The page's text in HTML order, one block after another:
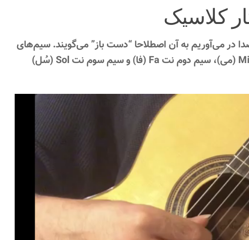
کلاسیک
در می‌آوریم به آن اصطلاحا “دست باز” می‌گویند. سیم‌های
گیتار را به ترتیب از پایین شماره‌گذاری می‌کنید. سیم اول نت Mi (می)، سیم دوم نت Fa (فا) و سیم سوم نت Sol (سُل)